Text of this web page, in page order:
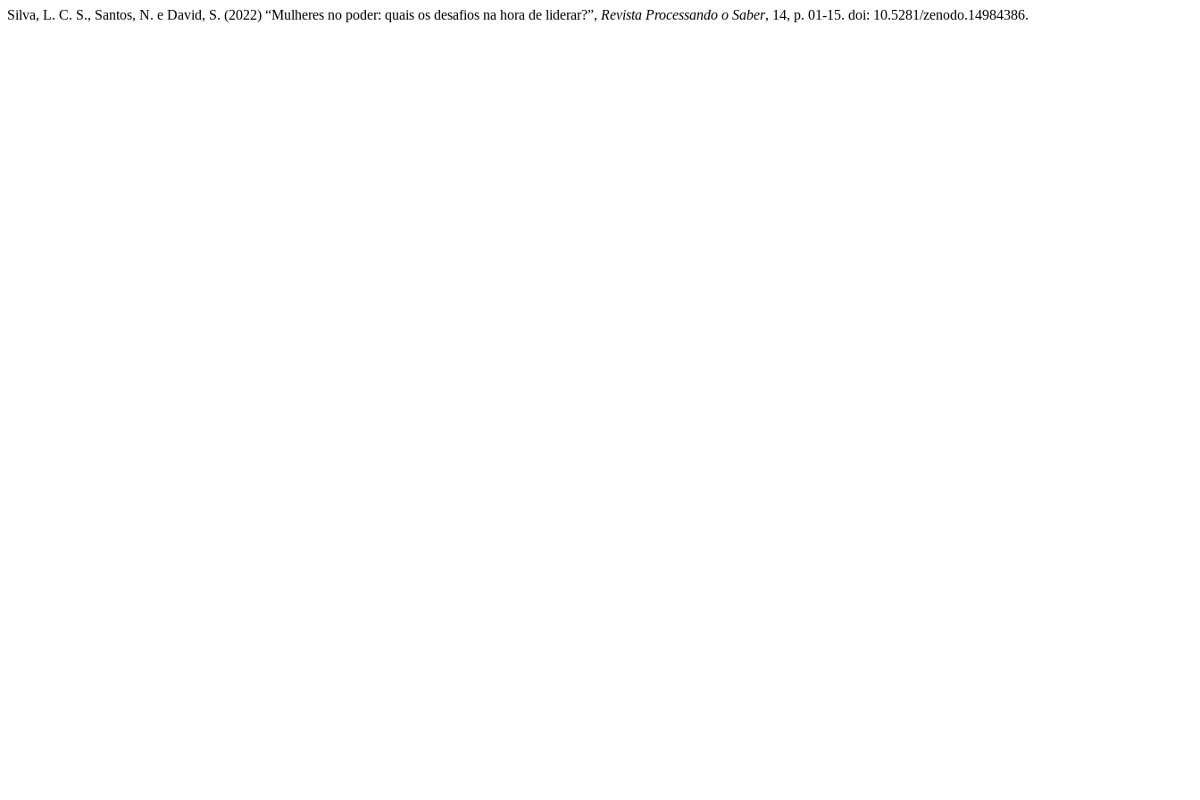
Silva, L. C. S., Santos, N. e David, S. (2022) “Mulheres no poder: quais os desafios na hora de liderar?”, Revista Processando o Saber, 14, p. 01-15. doi: 10.5281/zenodo.14984386.